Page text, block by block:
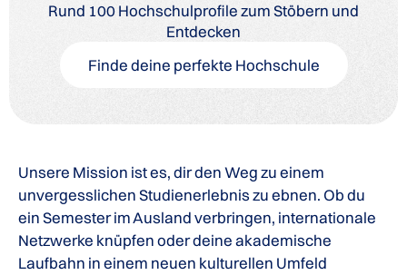
Rund 100 Hochschulprofile zum Stöbern und
Entdecken
Finde deine perfekte Hochschule
Unsere Mission ist es, dir den Weg zu einem
unvergesslichen Studienerlebnis zu ebnen. Ob du
ein Semester im Ausland verbringen, internationale
Netzwerke knüpfen oder deine akademische
Laufbahn in einem neuen kulturellen Umfeld